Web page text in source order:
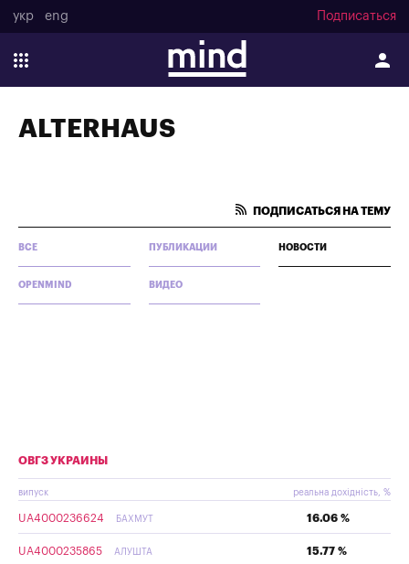
укр eng Подписаться
ALTERHAUS
ПОДПИСАТЬСЯ НА ТЕМУ
ВСЕ ПУБЛИКАЦИИ НОВОСТИ
OPENMIND ВИДЕО
ОВГЗ УКРАИНЫ
випуск реальна дохідність, %
UA4000236624 БАХМУТ 16.06 %
UA4000235865 АЛУШТА 15.77 %